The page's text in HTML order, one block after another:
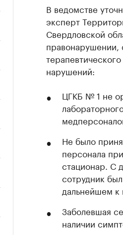
В ведомстве
эксперт
Свердловской
правонарушении,
нарушений:
ЦГКБ № 1 не
Не было
персонала
стационар. С
сотрудник
дальнейшем к
Заболевшая
наличии